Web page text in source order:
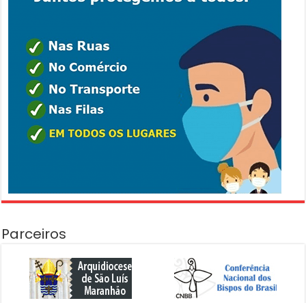
Parceiros